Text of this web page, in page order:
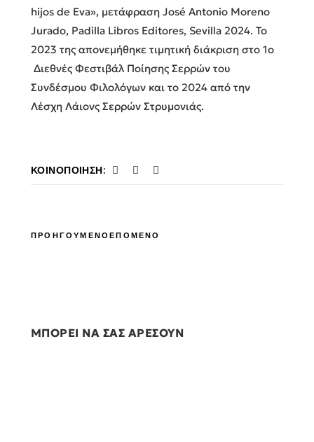
hijos de Eva», μετάφραση José Antonio Moreno
Jurado, Padilla Libros Editores, Sevilla 2024. Το
2023 της απονεμήθηκε τιμητική διάκριση στο 1o
Διεθνές Φεστιβάλ Ποίησης Σερρών του
Συνδέσμου Φιλολόγων και το 2024 από την
Λέσχη Λάιονς Σερρών Στρυμονιάς.
ΚΟΙΝΟΠΟΊΗΣΗ:
ΠΡΟΗΓΟΥΜΕΝΟΕΠΟΜΕΝΟ
ΜΠΟΡΕΙ ΝΑ ΣΑΣ ΑΡΕΣΟΥΝ